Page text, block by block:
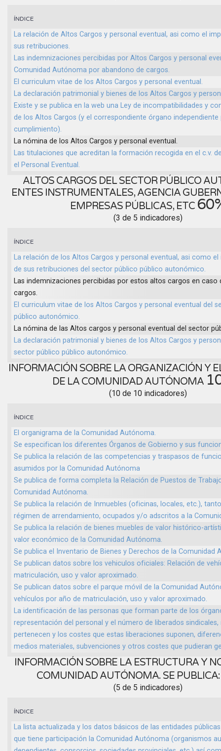
ÍNDICE
La relación de Altos Cargos y personal eventual, asi como el
sus retribuciones.
Las indemnizaciones percibidas por Altos Cargos y personal
Comunidad Autónoma por abandono de cargos.
El curriculum vitae de los Altos Cargos y personal eventual.
La declaración patrimonial y bienes de los Altos Cargos y
Existe y se publica en la web una Ley de incompatibilidades y
de los Altos Cargos (y el correspondiente órgano
cumplimiento).
La nómina de los Altos Cargos y personal eventual.
Las titulaciones que acreditan la formación recogida en el c.v.
el Personal Eventual.
ALTOS CARGOS DEL SECTOR PÚBLICO
ENTES INSTRUMENTALES, AGENCIA
EMPRESAS PÚBLICAS, ETC
(3 de 5 indicadores)
ÍNDICE
La relación de los Altos Cargos y personal eventual, asi como
de sus retribuciones del sector público público autonómico.
Las indemnizaciones percibidas por estos altos cargos en caso
cargos.
El curriculum vitae de los Altos Cargos y personal eventual del
público autonómico.
La nómina de las Altos cargos y personal eventual del sector
La declaración patrimonial y bienes de los Altos Cargos y
sector público público autonómico.
INFORMACIÓN SOBRE LA ORGANIZACIÓN Y
DE LA COMUNIDAD AUTÓNOMA
(10 de 10 indicadores)
ÍNDICE
El organigrama de la Comunidad Autónoma.
Se especifican los diferentes Órganos de Gobierno y sus
Se publica la relación de las competencias y traspasos de
asumidos por la Comunidad Autónoma
Se publica de forma completa la Relación de Puestos de
Comunidad Autónoma.
Se publica la relación de Inmuebles (oficinas, locales, etc.),
régimen de arrendamiento, ocupados y/o adscritos a la
Se publica la relación de bienes muebles de valor histórico-
valor económico de la Comunidad Autónoma.
Se publica el Inventario de Bienes y Derechos de la Comunidad
Se publican datos sobre los vehiculos oficiales: Relación de
matriculación, uso y valor aproximado.
Se publican datos sobre el parque móvil de la Comunidad
vehículos por año de matriculación, uso y valor aproximado.
La identificación de las personas que forman parte de los
representación del personal y el número de liberados
pertenecen y los costes que estas liberaciones suponen,
medios materiales, subvenciones y otros costes que pudieran
INFORMACIÓN SOBRE LA ESTRUCTURA Y
COMUNIDAD AUTÓNOMA. SE
(5 de 5 indicadores)
ÍNDICE
La lista actualizada y los datos básicos de las entidades
que tiene participación la Comunidad Autónoma (organismos